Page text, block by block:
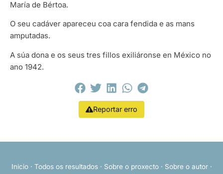
María de Bértoa.
O seu cadáver apareceu coa cara fendida e as mans
amputadas.
A súa dona e os seus tres fillos exiliáronse en México no
ano 1942.
Reportar erro
Inicio· Todos os resultados· Sobre o proxecto· Sobre o autor·